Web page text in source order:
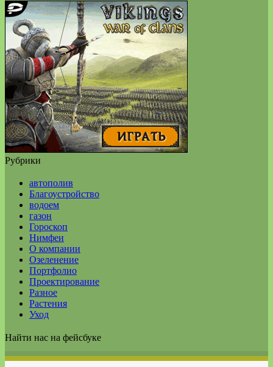
Рубрики
автополив
Благоустройство
водоем
газон
Гороскоп
Нимфеи
О компании
Озеленение
Портфолио
Проектирование
Разное
Растения
Уход
Найти нас на фейсбуке